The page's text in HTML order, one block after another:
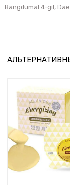
Bangdumal 4-gil,